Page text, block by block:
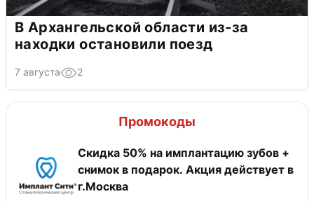
В Архангельской области из-за
находки остановили поезд
7 августа 2
Промокоды
Скидка 50% на имплантацию зубов +
снимок в подарок. Акция действует в
г.Москва